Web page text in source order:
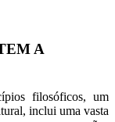
A
filosóficos, um
inclui uma vasta